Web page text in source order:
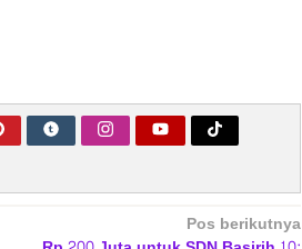
Pos berikutnya